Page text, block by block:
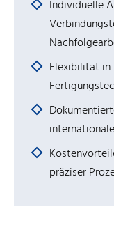
Individuelle
Flexibilität
präziser